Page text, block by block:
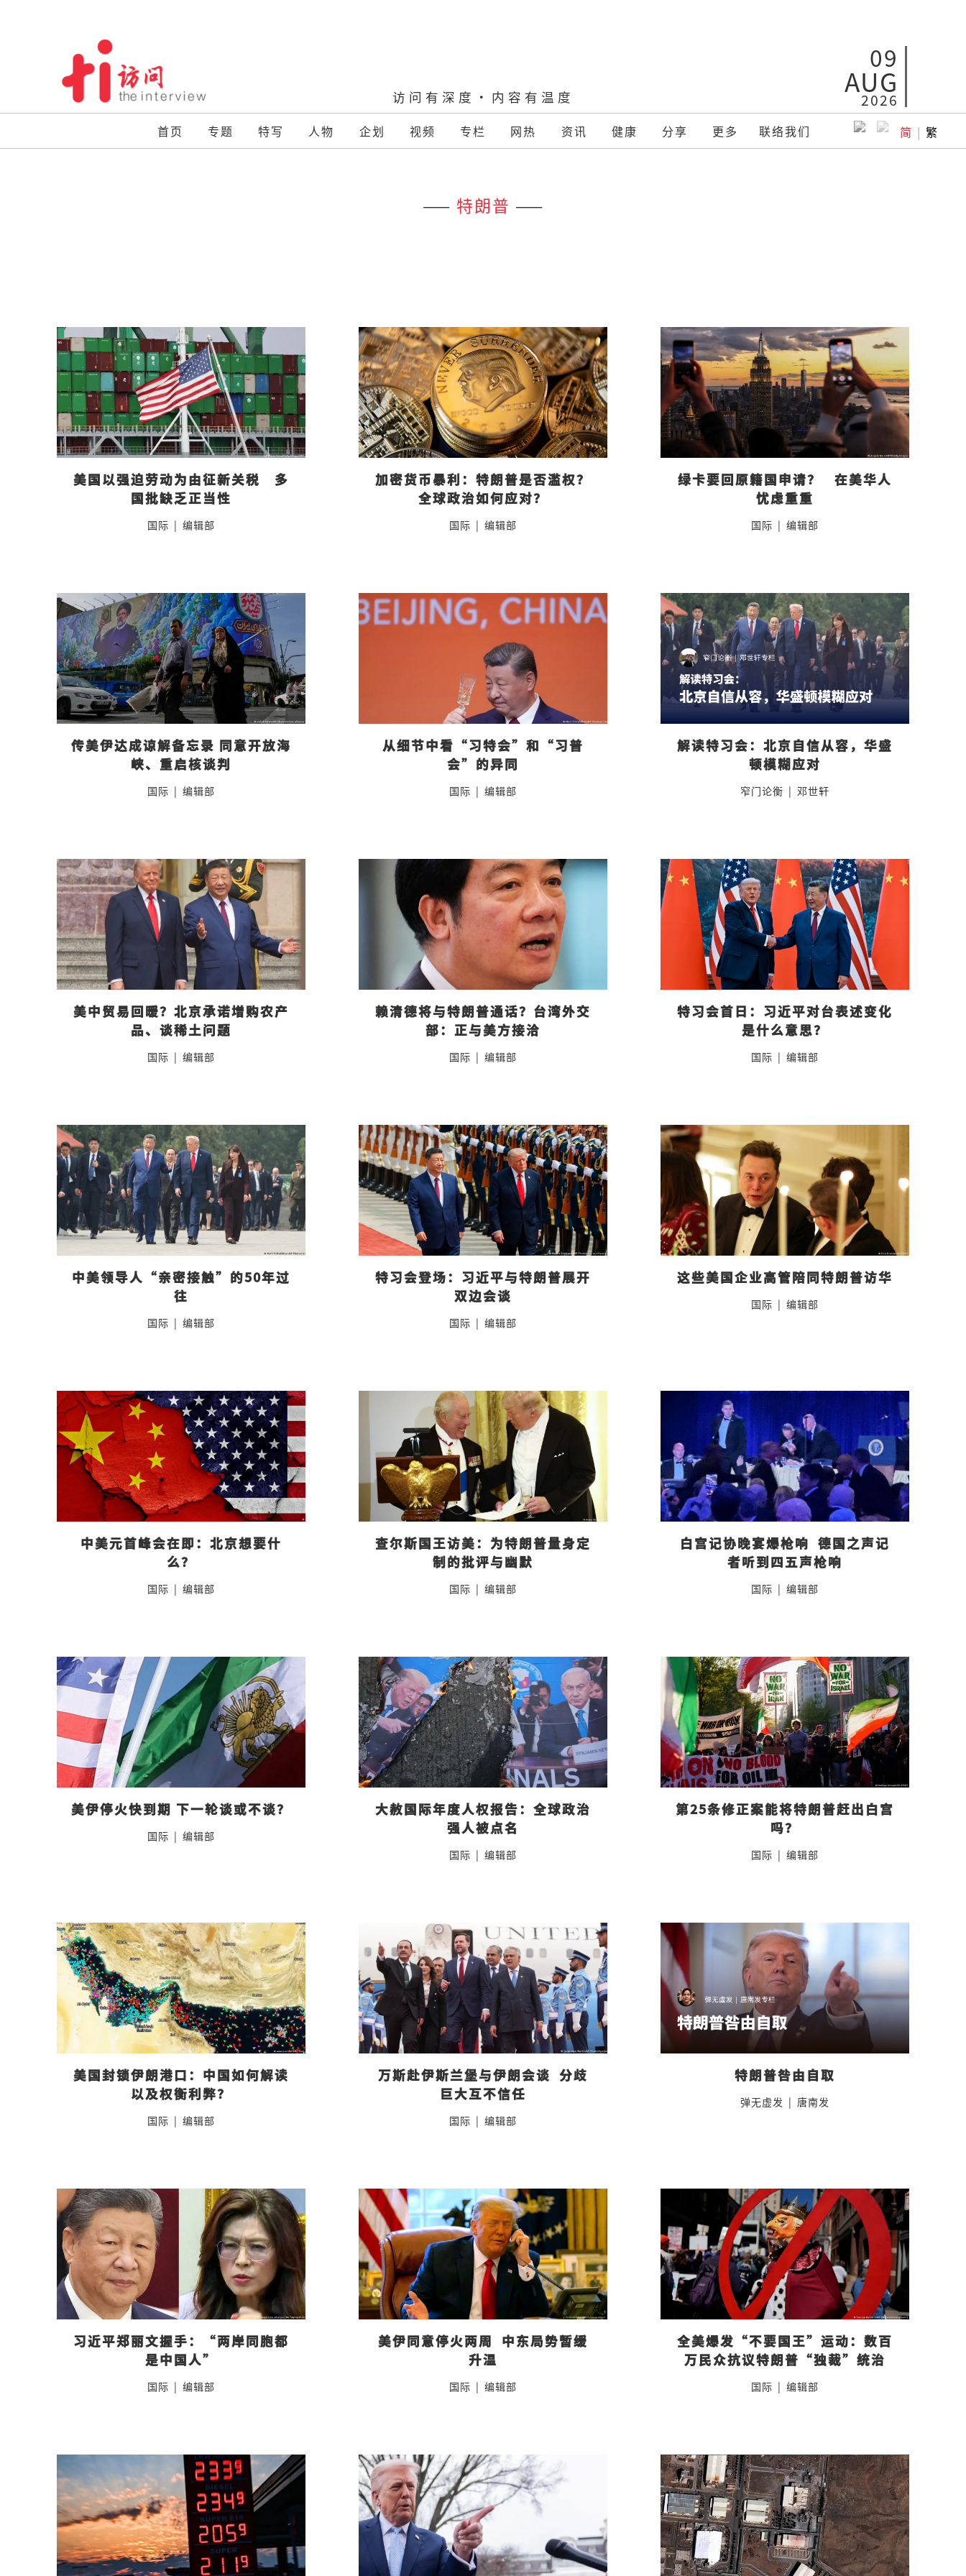
访问有深度·内容有温度
09
AUG
2026
首页 专题 特写 人物 企划 视频 专栏 网热 资讯 健康 分享 更多 联络我们 简 | 繁
—— 特朗普 ——
美国以强迫劳动为由征新关税　多
国批缺乏正当性
国际 | 编辑部
加密货币暴利：特朗普是否滥权？
全球政治如何应对？
国际 | 编辑部
绿卡要回原籍国申请？   在美华人
忧虑重重
国际 | 编辑部
传美伊达成谅解备忘录 同意开放海
峡、重启核谈判
国际 | 编辑部
从细节中看“习特会”和“习普
会”的异同
国际 | 编辑部
解读特习会：北京自信从容，华盛
顿模糊应对
窄门论衡 | 邓世轩
美中贸易回暖？北京承诺增购农产
品、谈稀土问题
国际 | 编辑部
赖清德将与特朗普通话？台湾外交
部：正与美方接洽
国际 | 编辑部
特习会首日：习近平对台表述变化
是什么意思？
国际 | 编辑部
中美领导人“亲密接触”的50年过
往
国际 | 编辑部
特习会登场：习近平与特朗普展开
双边会谈
国际 | 编辑部
这些美国企业高管陪同特朗普访华
国际 | 编辑部
中美元首峰会在即：北京想要什
么？
国际 | 编辑部
查尔斯国王访美：为特朗普量身定
制的批评与幽默
国际 | 编辑部
白宫记协晚宴爆枪响  德国之声记
者听到四五声枪响
国际 | 编辑部
美伊停火快到期 下一轮谈或不谈？
国际 | 编辑部
大赦国际年度人权报告：全球政治
强人被点名
国际 | 编辑部
第25条修正案能将特朗普赶出白宫
吗？
国际 | 编辑部
美国封锁伊朗港口：中国如何解读
以及权衡利弊？
国际 | 编辑部
万斯赴伊斯兰堡与伊朗会谈  分歧
巨大互不信任
国际 | 编辑部
特朗普咎由自取
弹无虚发 | 唐南发
习近平郑丽文握手：“两岸同胞都
是中国人”
国际 | 编辑部
美伊同意停火两周  中东局势暂缓
升温
国际 | 编辑部
全美爆发“不要国王”运动：数百
万民众抗议特朗普“独裁”统治
国际 | 编辑部